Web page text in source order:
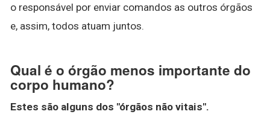
o responsável por enviar comandos as outros órgãos
e, assim, todos atuam juntos.
Qual é o órgão menos importante do
corpo humano?
Estes são alguns dos "órgãos não vitais".